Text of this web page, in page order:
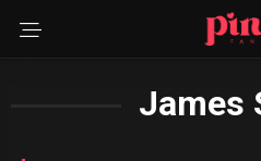
James